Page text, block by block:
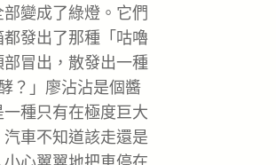
變成了綠燈。它們
發出了那種「咕嚕
冒出，散發出一種
？」廖沾沾是個醬
種只有在極度巨大
車不知道該走還是